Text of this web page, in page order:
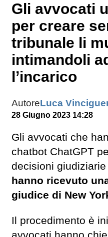
Gli avvocati
per creare
tribunale li
intimandoli
l’incarico
AutoreLuca
28 Giugno 2023 14:28
Gli avvocati che
chatbot ChatGPT
decisioni
hanno ricevuto
giudice di New
Il procedimento è